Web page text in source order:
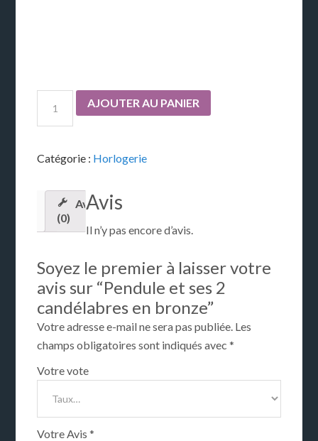
AJOUTER AU PANIER
Catégorie : Horlogerie
Avis
(0)
Avis
Il n’y pas encore d’avis.
Soyez le premier à laisser votre
avis sur “Pendule et ses 2
candélabres en bronze”
Votre adresse e-mail ne sera pas publiée. Les
champs obligatoires sont indiqués avec*
Votre vote
Votre Avis*